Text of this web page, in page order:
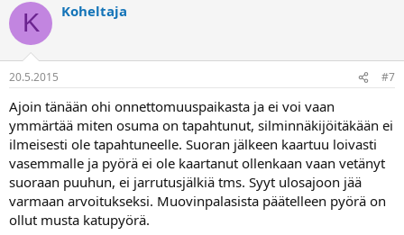
K Koheltaja
20.5.2015 #7
Ajoin tänään ohi onnettomuuspaikasta ja ei voi vaan
ymmärtää miten osuma on tapahtunut, silminnäkijöitäkään ei
ilmeisesti ole tapahtuneelle. Suoran jälkeen kaartuu loivasti
vasemmalle ja pyörä ei ole kaartanut ollenkaan vaan vetänyt
suoraan puuhun, ei jarrutusjälkiä tms. Syyt ulosajoon jää
varmaan arvoitukseksi. Muovinpalasista päätelleen pyörä on
ollut musta katupyörä.